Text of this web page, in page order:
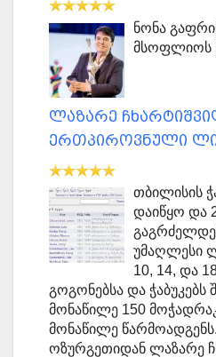
ნონა
მსოფლიოს
ლაზარე
ერთპიროვნული
თბილისის
დაიწყო და
უმაღლესი
10, 14, და
გოგონებსა და ჭაბუკებს
მონაწილე 150
მონაწილე
ოზურგეთიდან ლაზარე